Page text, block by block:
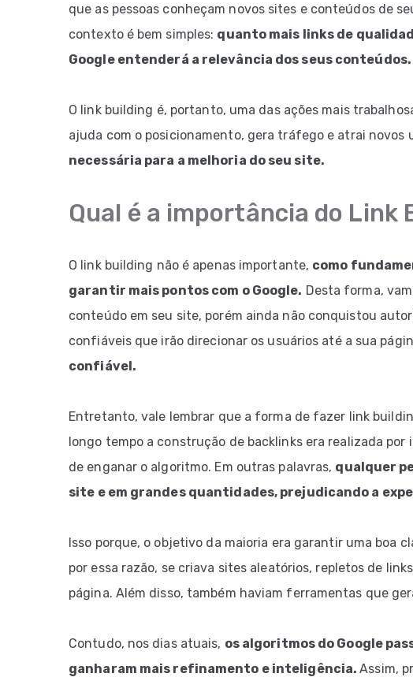
que as pessoas conheçam novos sites e conteúdos de
contexto é bem simples: quanto mais links de
Google entenderá a relevância dos seus conteúdos.
O link building é, portanto, uma das ações mais
ajuda com o posicionamento, gera tráfego e atrai novos
necessária para a melhoria do seu site.
Qual é a importância do Link
O link building não é apenas importante, como
garantir mais pontos com o Google. Desta forma,
conteúdo em seu site, porém ainda não conquistou
confiáveis que irão direcionar os usuários até a sua
confiável.
Entretanto, vale lembrar que a forma de fazer link
longo tempo a construção de backlinks era realizada
de enganar o algoritmo. Em outras palavras, qualquer
site e em grandes quantidades, prejudicando a
Isso porque, o objetivo da maioria era garantir uma boa
por essa razão, se criava sites aleatórios, repletos de
página. Além disso, também haviam ferramentas que
Contudo, nos dias atuais, os algoritmos do Google
ganharam mais refinamento e inteligência.Assim,